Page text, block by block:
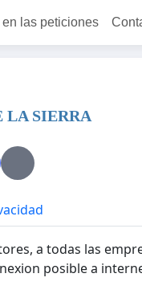
en las peticiones
LA SIERRA
a todas las
posible a